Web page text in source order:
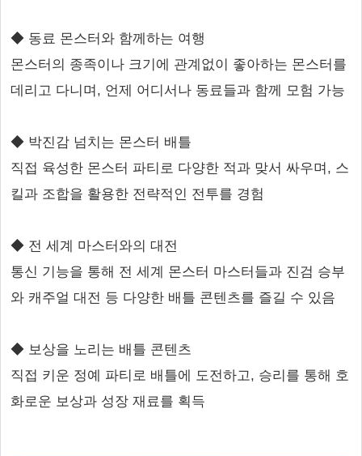
◆ 동료 몬스터와 함께하는 여행
몬스터의 종족이나 크기에 관계없이 좋아하는 몬스터를
데리고 다니며, 언제 어디서나 동료들과 함께 모험 가능
◆ 박진감 넘치는 몬스터 배틀
직접 육성한 몬스터 파티로 다양한 적과 맞서 싸우며, 스
킬과 조합을 활용한 전략적인 전투를 경험
◆ 전 세계 마스터와의 대전
통신 기능을 통해 전 세계 몬스터 마스터들과 진검 승부
와 캐주얼 대전 등 다양한 배틀 콘텐츠를 즐길 수 있음
◆ 보상을 노리는 배틀 콘텐츠
직접 키운 정예 파티로 배틀에 도전하고, 승리를 통해 호
화로운 보상과 성장 재료를 획득